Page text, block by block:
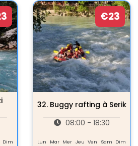
Dim
€23
32. Buggy rafting à Serik
08:00 - 18:30
Lun Mar Mer Jeu Ven Sam Dim